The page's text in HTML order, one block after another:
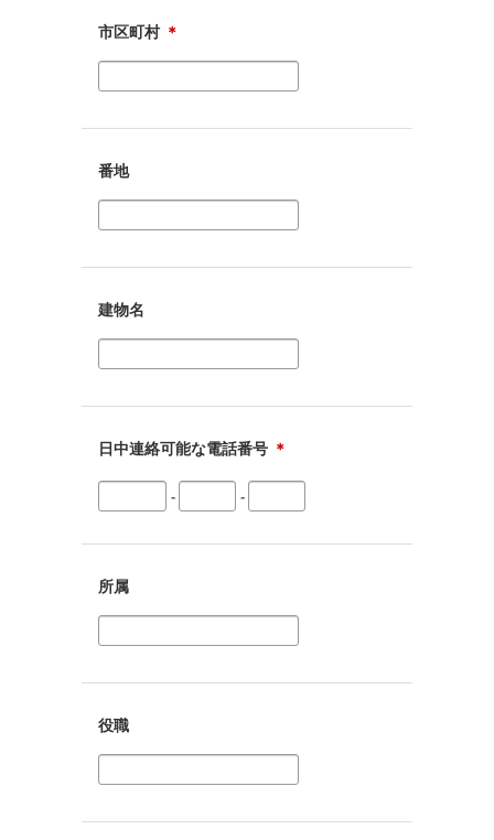
市区町村 ＊
番地
建物名
日中連絡可能な電話番号 ＊
- -
所属
役職